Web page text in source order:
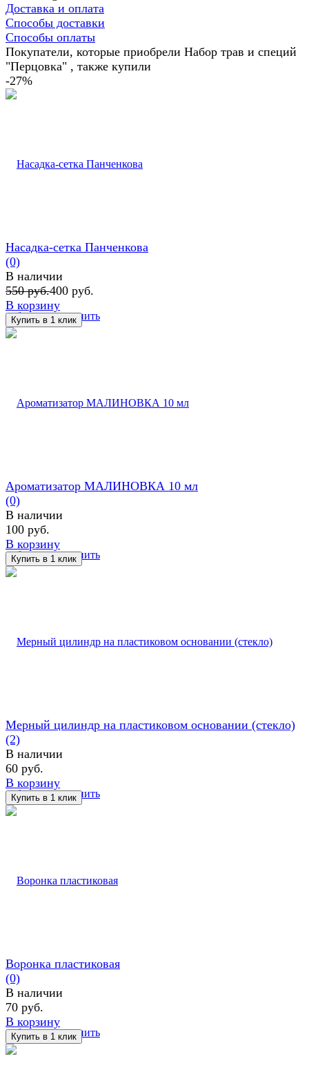
Доставка и оплата
Способы доставки
Способы оплаты
Покупатели, которые приобрели Набор трав и специй
"Перцовка" , также купили
-27%
избранное сравнить
Насадка-сетка Панченкова
(0)
В наличии
550 руб.400 руб.
В корзину
избранное сравнить
Ароматизатор МАЛИНОВКА 10 мл
(0)
В наличии
100 руб.
В корзину
избранное сравнить
Мерный цилиндр на пластиковом основании (стекло)
(2)
В наличии
60 руб.
В корзину
избранное сравнить
Воронка пластиковая
(0)
В наличии
70 руб.
В корзину